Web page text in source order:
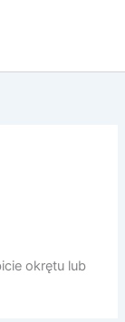
okrętu lub